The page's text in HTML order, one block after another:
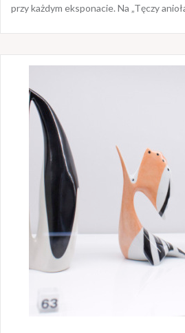
przy każdym eksponacie. Na „Tęczy